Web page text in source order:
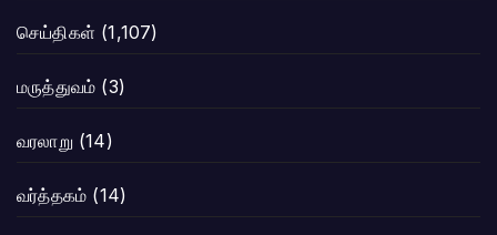
செய்திகள் (1,107)
மருத்துவம் (3)
வரலாறு (14)
வர்த்தகம் (14)